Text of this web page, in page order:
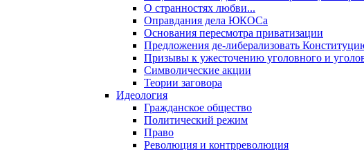
О странностях любви...
Оправдания дела ЮКОСа
Основания пересмотра приватизации
Предложения де-либерализовать
Призывы к ужесточению уголовного и
Символические акции
Теории заговора
Идеология
Гражданское общество
Политический режим
Право
Революция и контрреволюция